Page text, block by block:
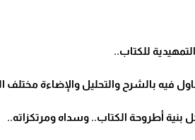
للكتاب..
فيه بالشرح والتحليل والإضاءة
أطروحة الكتاب.. وسداه ومرتكزاته..